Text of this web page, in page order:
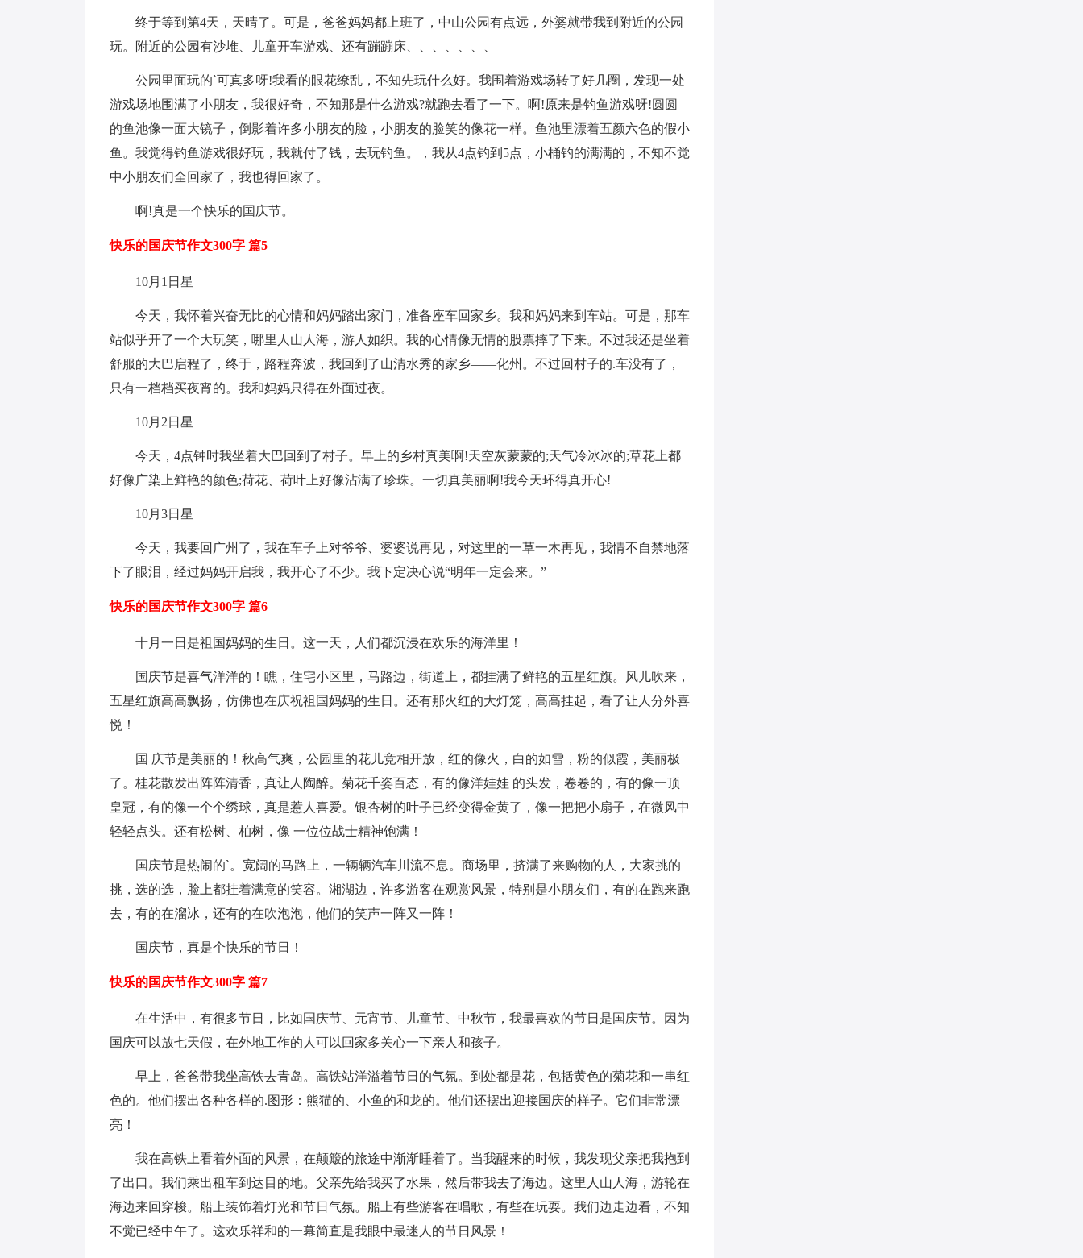
终于等到第4天，天晴了。可是，爸爸妈妈都上班了，中山公园有点远，外婆就带我到附近的公园
玩。附近的公园有沙堆、儿童开车游戏、还有蹦蹦床、、、、、、、
公园里面玩的`可真多呀!我看的眼花缭乱，不知先玩什么好。我围着游戏场转了好几圈，发现一处
游戏场地围满了小朋友，我很好奇，不知那是什么游戏?就跑去看了一下。啊!原来是钓鱼游戏呀!圆圆
的鱼池像一面大镜子，倒影着许多小朋友的脸，小朋友的脸笑的像花一样。鱼池里漂着五颜六色的假小
鱼。我觉得钓鱼游戏很好玩，我就付了钱，去玩钓鱼。，我从4点钓到5点，小桶钓的满满的，不知不觉
中小朋友们全回家了，我也得回家了。
啊!真是一个快乐的国庆节。
快乐的国庆节作文300字 篇5
10月1日星
今天，我怀着兴奋无比的心情和妈妈踏出家门，准备座车回家乡。我和妈妈来到车站。可是，那车
站似乎开了一个大玩笑，哪里人山人海，游人如织。我的心情像无情的股票摔了下来。不过我还是坐着
舒服的大巴启程了，终于，路程奔波，我回到了山清水秀的家乡——化州。不过回村子的.车没有了，
只有一档档买夜宵的。我和妈妈只得在外面过夜。
10月2日星
今天，4点钟时我坐着大巴回到了村子。早上的乡村真美啊!天空灰蒙蒙的;天气冷冰冰的;草花上都
好像广染上鲜艳的颜色;荷花、荷叶上好像沾满了珍珠。一切真美丽啊!我今天环得真开心!
10月3日星
今天，我要回广州了，我在车子上对爷爷、婆婆说再见，对这里的一草一木再见，我情不自禁地落
下了眼泪，经过妈妈开启我，我开心了不少。我下定决心说“明年一定会来。”
快乐的国庆节作文300字 篇6
十月一日是祖国妈妈的生日。这一天，人们都沉浸在欢乐的海洋里！
国庆节是喜气洋洋的！瞧，住宅小区里，马路边，街道上，都挂满了鲜艳的五星红旗。风儿吹来，
五星红旗高高飘扬，仿佛也在庆祝祖国妈妈的生日。还有那火红的大灯笼，高高挂起，看了让人分外喜
悦！
国 庆节是美丽的！秋高气爽，公园里的花儿竞相开放，红的像火，白的如雪，粉的似霞，美丽极
了。桂花散发出阵阵清香，真让人陶醉。菊花千姿百态，有的像洋娃娃 的头发，卷卷的，有的像一顶
皇冠，有的像一个个绣球，真是惹人喜爱。银杏树的叶子已经变得金黄了，像一把把小扇子，在微风中
轻轻点头。还有松树、柏树，像 一位位战士精神饱满！
国庆节是热闹的`。宽阔的马路上，一辆辆汽车川流不息。商场里，挤满了来购物的人，大家挑的
挑，选的选，脸上都挂着满意的笑容。湘湖边，许多游客在观赏风景，特别是小朋友们，有的在跑来跑
去，有的在溜冰，还有的在吹泡泡，他们的笑声一阵又一阵！
国庆节，真是个快乐的节日！
快乐的国庆节作文300字 篇7
在生活中，有很多节日，比如国庆节、元宵节、儿童节、中秋节，我最喜欢的节日是国庆节。因为
国庆可以放七天假，在外地工作的人可以回家多关心一下亲人和孩子。
早上，爸爸带我坐高铁去青岛。高铁站洋溢着节日的气氛。到处都是花，包括黄色的菊花和一串红
色的。他们摆出各种各样的.图形：熊猫的、小鱼的和龙的。他们还摆出迎接国庆的样子。它们非常漂
亮！
我在高铁上看着外面的风景，在颠簸的旅途中渐渐睡着了。当我醒来的时候，我发现父亲把我抱到
了出口。我们乘出租车到达目的地。父亲先给我买了水果，然后带我去了海边。这里人山人海，游轮在
海边来回穿梭。船上装饰着灯光和节日气氛。船上有些游客在唱歌，有些在玩耍。我们边走边看，不知
不觉已经中午了。这欢乐祥和的一幕简直是我眼中最迷人的节日风景！